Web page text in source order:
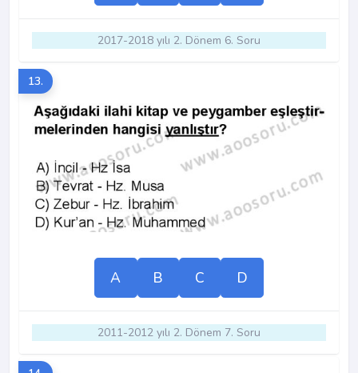
2017-2018 yılı 2. Dönem 6. Soru
13.
A B C D
2011-2012 yılı 2. Dönem 7. Soru